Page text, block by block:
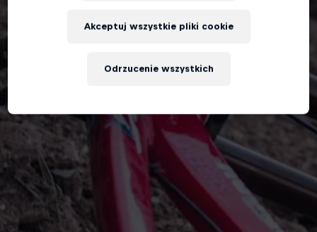
Odrzucenie wszystkich
Akceptuj wszystkie pliki cookie